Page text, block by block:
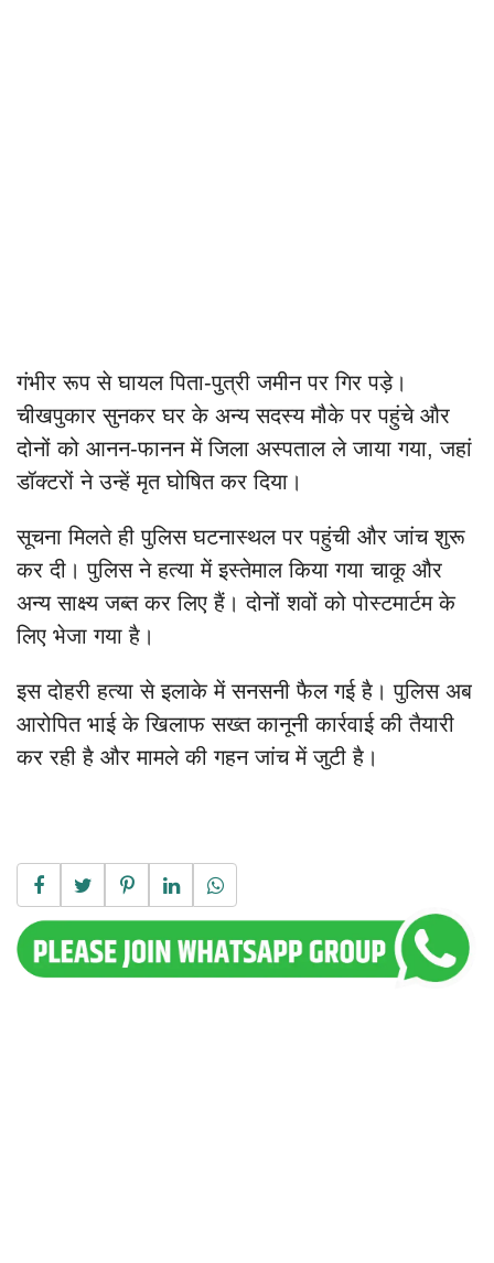
गंभीर रूप से घायल पिता-पुत्री जमीन पर गिर पड़े।
चीखपुकार सुनकर घर के अन्य सदस्य मौके पर पहुंचे और
दोनों को आनन-फानन में जिला अस्पताल ले जाया गया, जहां
डॉक्टरों ने उन्हें मृत घोषित कर दिया।
सूचना मिलते ही पुलिस घटनास्थल पर पहुंची और जांच शुरू
कर दी। पुलिस ने हत्या में इस्तेमाल किया गया चाकू और
अन्य साक्ष्य जब्त कर लिए हैं। दोनों शवों को पोस्टमार्टम के
लिए भेजा गया है।
इस दोहरी हत्या से इलाके में सनसनी फैल गई है। पुलिस अब
आरोपित भाई के खिलाफ सख्त कानूनी कार्रवाई की तैयारी
कर रही है और मामले की गहन जांच में जुटी है।